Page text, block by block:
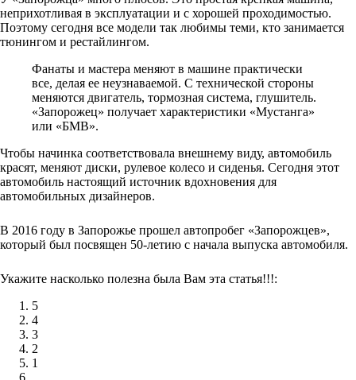
неприхотливая в эксплуатации и с хорошей проходимостью.
Поэтому сегодня все модели так любимы теми, кто занимается
тюнингом и рестайлингом.
Фанаты и мастера меняют в машине практически
все, делая ее неузнаваемой. С технической стороны
меняются двигатель, тормозная система, глушитель.
«Запорожец» получает характеристики «Мустанга»
или «БМВ».
Чтобы начинка соответствовала внешнему виду, автомобиль
красят, меняют диски, рулевое колесо и сиденья. Сегодня этот
автомобиль настоящий источник вдохновения для
автомобильных дизайнеров.
В 2016 году в Запорожье прошел автопробег «Запорожцев»,
который был посвящен 50-летию с начала выпуска автомобиля.
Укажите насколько полезна была Вам эта статья!!!:
5
4
3
2
1